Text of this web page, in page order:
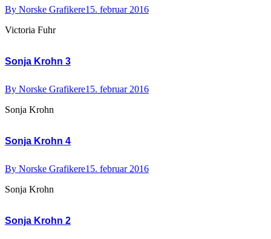
By Norske Grafikere15. februar 2016
Victoria Fuhr
Sonja Krohn 3
By Norske Grafikere15. februar 2016
Sonja Krohn
Sonja Krohn 4
By Norske Grafikere15. februar 2016
Sonja Krohn
Sonja Krohn 2